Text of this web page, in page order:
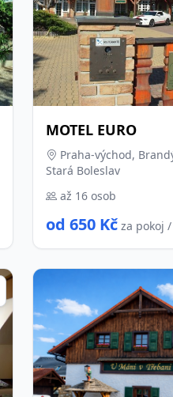
MOTEL EURO
Praha-východ,
Stará Boleslav
až 16 osob
od 650 Kč za pokoj